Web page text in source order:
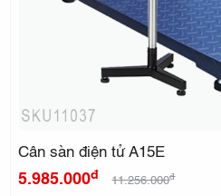
Cân sàn điện tử A15E
5.985.000đ 11.256.000đ